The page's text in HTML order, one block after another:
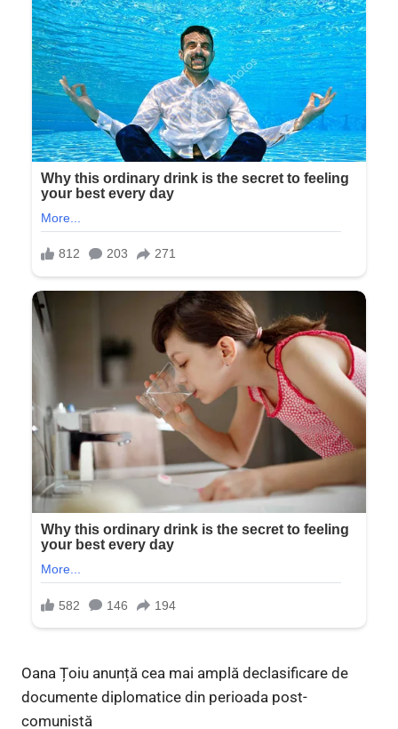
Oana Țoiu anunță cea mai amplă declasificare de
documente diplomatice din perioada post-
comunistă